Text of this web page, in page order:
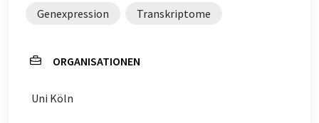
Genexpression Transkriptome
ORGANISATIONEN
Uni Köln